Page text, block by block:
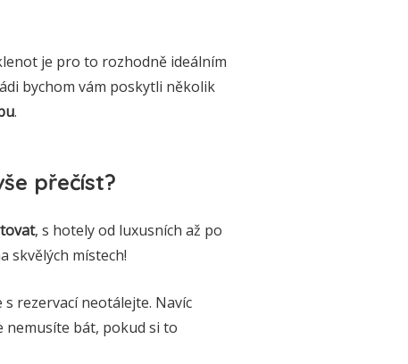
je pro to rozhodně ideálním
bychom vám poskytli několik
.
přečíst?
, s hotely od luxusních až po
skvělých místech!
rezervací neotálejte. Navíc
nemusíte bát, pokud si to